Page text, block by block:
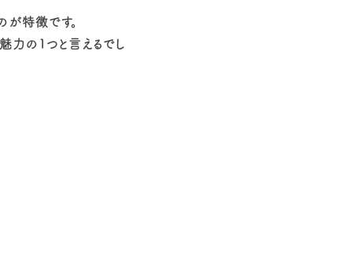
特徴です。
力の1つと言えるでし